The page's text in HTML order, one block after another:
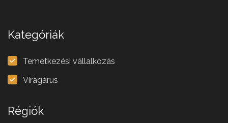
Kategóriák
Temetkezési vállalkozás
Virágárus
Régiók